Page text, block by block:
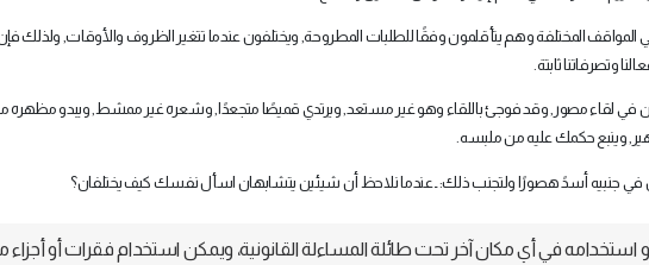
المواقف المختلفة وهم يتأقلمون وفقًا للطلبات المطروحة, ويختلفون عندما تتغير الظروف والأوقات, ولذلك فإن
وتصرفاتنا ثابتة.
في لقاء مصور, وقد فوجئ باللقاء وهو غير مستعد, ويرتدي قميصًا متجعدًا, وشعره غير ممشط, ويبدو مظهره
وينبع حكمك عليه من ملبسه.
في جنبيه أسدً هصورًا ولتجنب ذلك: ـ عندما نلاحظ أن شيئين يتشابهان اسأل نفسك كيف يختلفان؟
في أي مكان آخر تحت طائلة المساءلة القانونية، ويمكن استخدام فقرات أو أجزاء